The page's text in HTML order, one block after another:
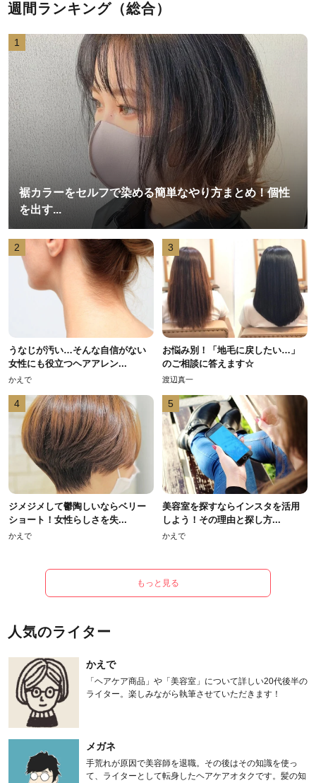
週間ランキング（総合）
1
裾カラーをセルフで染める簡単なやり方まとめ！個性
を出す...
2
うなじが汚い…そんな自信がない
女性にも役立つヘアアレン...
かえで
3
お悩み別！「地毛に戻したい…」
のご相談に答えます☆
渡辺真一
4
ジメジメして鬱陶しいならベリー
ショート！女性らしさを失...
かえで
5
美容室を探すならインスタを活用
しよう！その理由と探し方...
かえで
もっと見る
人気のライター
かえで
「ヘアケア商品」や「美容室」について詳しい20代後半の
ライター。楽しみながら執筆させていただきます！
メガネ
手荒れが原因で美容師を退職。その後はその知識を使っ
て、ライターとして転身したヘアケアオタクです。髪の知